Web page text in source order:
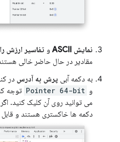
نمایش ASCII و تفاسیر ارزش را
مقادیر در حال حاضر خالی
به دکمه آبی پرش به آدرس در
و Pointer 64-bit توجه
می توانید روی آن کلیک کنید.
دکمه ها خاکستری هستند و قابل